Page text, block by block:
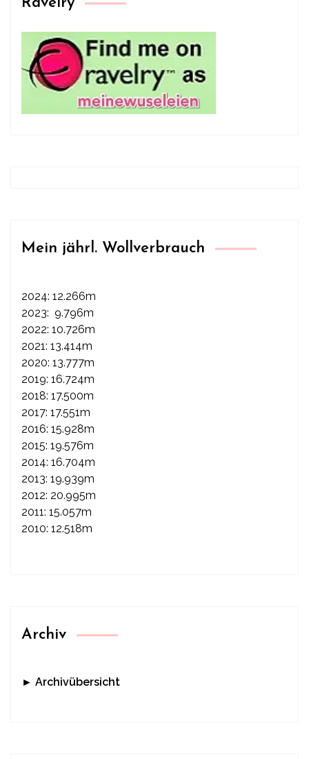
Mein jährl. Wollverbrauch
2024: 12.266m
2023: 9.796m
2022: 10.726m
2021: 13.414m
2020: 13.777m
2019: 16.724m
2018: 17.500m
2017: 17.551m
2016: 15.928m
2015: 19.576m
2014: 16.704m
2013: 19.939m
2012: 20.995m
2011: 15.057m
2010: 12.518m
Archiv
► Archivübersicht